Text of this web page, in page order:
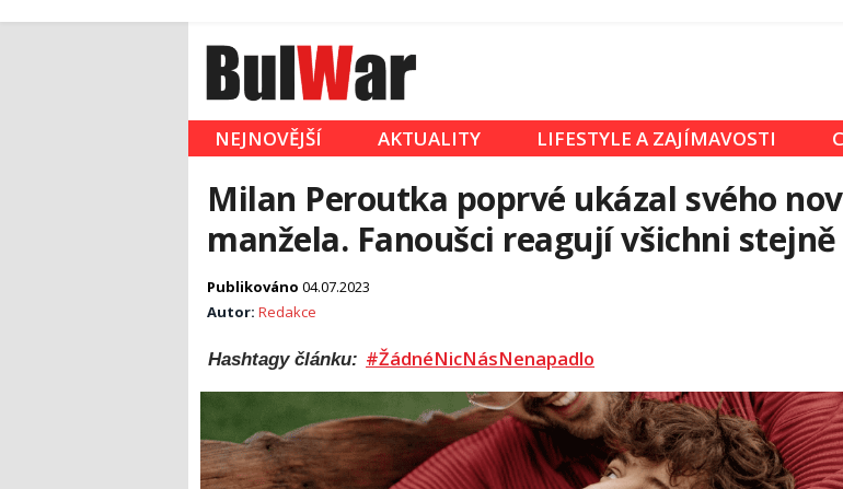
NEJNOVĚJŠÍ AKTUALITY LIFESTYLE A ZAJÍMAVOSTI
Milan Peroutka poprvé ukázal svého
manžela. Fanoušci reagují všichni stejně
Publikováno 04.07.2023
Autor: Redakce
Hashtagy článku: #ŽádnéNicNásNenapadlo